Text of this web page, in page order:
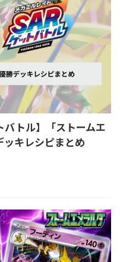
バトル】「ストームエ
キレシピまとめ